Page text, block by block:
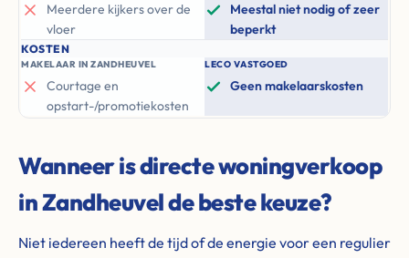
Meerdere kijkers over de
vloer
Meestal niet nodig of zeer
beperkt
KOSTEN
MAKELAAR IN ZANDHEUVEL
Courtage en
opstart-/promotiekosten
LECO VASTGOED
Geen makelaarskosten
Wanneer is directe woningverkoop
in Zandheuvel de beste keuze?
Niet iedereen heeft de tijd of de energie voor een regulier